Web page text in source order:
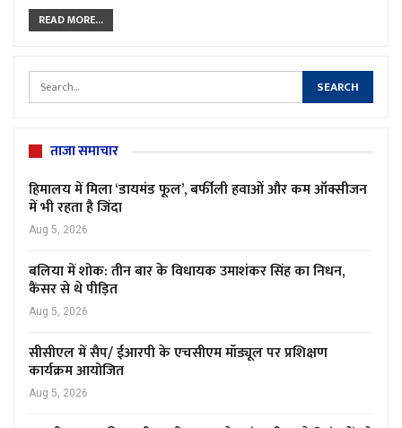
READ MORE...
ताजा समाचार
हिमालय में मिला ‘डायमंड फूल’, बर्फीली हवाओं और कम ऑक्सीजन
में भी रहता है जिंदा
Aug 5, 2026
बलिया में शोक: तीन बार के विधायक उमाशंकर सिंह का निधन,
कैंसर से थे पीड़ित
Aug 5, 2026
सीसीएल में सैप/ ईआरपी के एचसीएम मॉड्यूल पर प्रशिक्षण
कार्यक्रम आयोजित
Aug 5, 2026